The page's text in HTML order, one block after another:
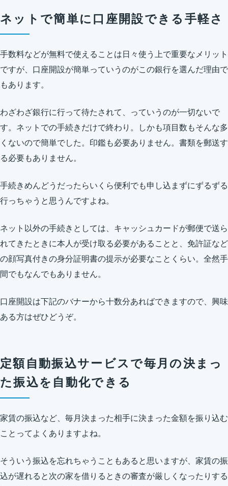
ネットで簡単に口座開設できる手軽さ
手数料などが無料で使えることは日々使う上で重要なメリット
ですが、口座開設が簡単っていうのがこの銀行を選んだ理由で
もあります。
わざわざ銀行に行って待たされて、っていうのが一切ないで
す。ネットでの手続きだけで終わり。しかも項目数もそんな多
くないので簡単でした。印鑑も必要ありません。書類を郵送す
る必要もありません。
手続きめんどうだったらいくら便利でも申し込まずにずるずる
行っちゃうと思うんですよね。
ネット以外の手続きとしては、キャッシュカードが郵便で送ら
れてきたときに本人が受け取る必要があることと、免許証など
の顔写真付きの身分証明書の提示が必要なことくらい。全然手
間でもなんでもありません。
口座開設は下記のバナーから十数分あればできますので、興味
ある方はぜひどうぞ。
定額自動振込サービスで毎月の決まっ
た振込を自動化できる
家賃の振込など、毎月決まった相手に決まった金額を振り込む
ことってよくありますよね。
そういう振込を忘れちゃうこともあると思いますが、家賃の振
込が遅れると次の家を借りるときの審査が厳しくなったりする